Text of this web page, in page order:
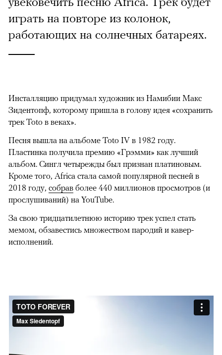
играть на повторе из колонок,
работающих на солнечных батареях.
Инсталляцию придумал художник из Намибии Макс
Зидентопф, которому пришла в голову идея «сохранить
трек Toto в веках».
Песня вышла на альбоме Toto IV в 1982 году.
Пластинка получила премию «Грэмми» как лучший
альбом. Сингл четырежды был признан платиновым.
Кроме того, Africa стала самой популярной песней в
2018 году, собрав более 440 миллионов просмотров (и
прослушиваний) на YouTube.
За свою тридцатилетнюю историю трек успел стать
мемом, обзавестись множеством пародий и кавер-
исполнений.